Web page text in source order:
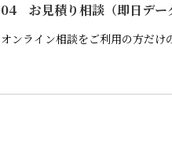
04 お見積り相談（即日デー
オンライン相談をご利用の方だけ